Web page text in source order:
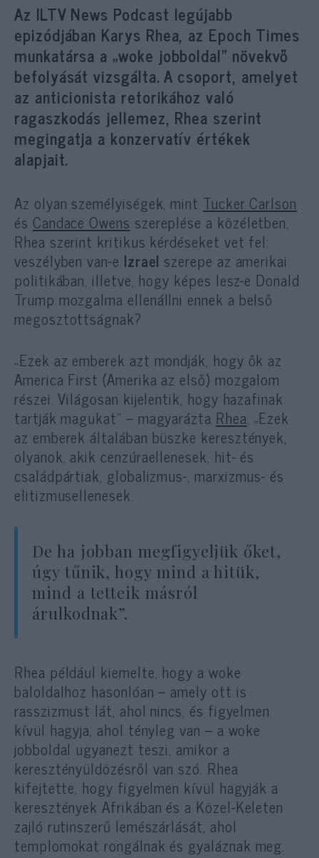
Az ILTV News Podcast legújabb
epizódjában Karys Rhea, az Epoch Times
munkatársa a „woke jobboldal” növekvő
befolyását vizsgálta. A csoport, amelyet
az anticionista retorikához való
ragaszkodás jellemez, Rhea szerint
megingatja a konzervatív értékek
alapjait.
Az olyan személyiségek, mint Tucker Carlson
és Candace Owens szereplése a közéletben,
Rhea szerint kritikus kérdéseket vet fel:
veszélyben van-e Izrael szerepe az amerikai
politikában, illetve, hogy képes lesz-e Donald
Trump mozgalma ellenállni ennek a belső
megosztottságnak?
„Ezek az emberek azt mondják, hogy ők az
America First (Amerika az első) mozgalom
részei. Világosan kijelentik, hogy hazafinak
tartják magukat” – magyarázta Rhea. „Ezek
az emberek általában büszke keresztények,
olyanok, akik cenzúraellenesek, hit- és
családpártiak, globalizmus-, marxizmus- és
elitizmusellenesek.
De ha jobban megfigyeljük őket,
úgy tűnik, hogy mind a hitük,
mind a tetteik másról
árulkodnak”.
Rhea például kiemelte, hogy a woke
baloldalhoz hasonlóan – amely ott is
rasszizmust lát, ahol nincs, és figyelmen
kívül hagyja, ahol tényleg van – a woke
jobboldal ugyanezt teszi, amikor a
keresztényüldözésről van szó. Rhea
kifejtette, hogy figyelmen kívül hagyják a
keresztények Afrikában és a Közel-Keleten
zajló rutinszerű lemészárlását, ahol
templomokat rongálnak és gyaláznak meg.